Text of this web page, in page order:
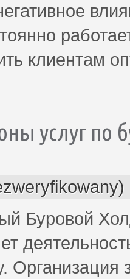
клиентам
услуг по
Буровой